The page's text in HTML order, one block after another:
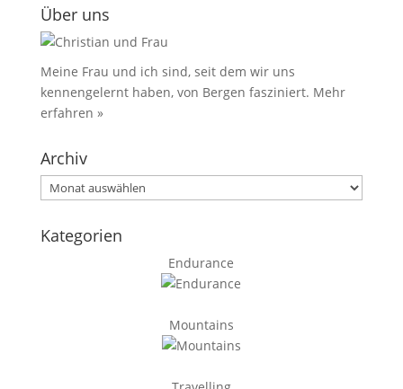
Über uns
Meine Frau und ich sind, seit dem wir uns
kennengelernt haben, von Bergen fasziniert. Mehr
erfahren »
Archiv
Archiv
Kategorien
Endurance
Mountains